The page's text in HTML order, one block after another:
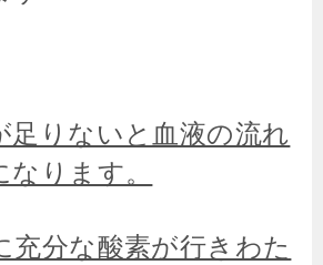
足りないと血液の流れ
ります。
充分な酸素が行きわた